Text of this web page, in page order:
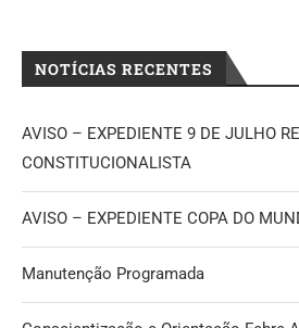
NOTÍCIAS RECENTES
AVISO – EXPEDIENTE 9 DE JULHO
CONSTITUCIONALISTA
AVISO – EXPEDIENTE COPA DO
Manutenção Programada